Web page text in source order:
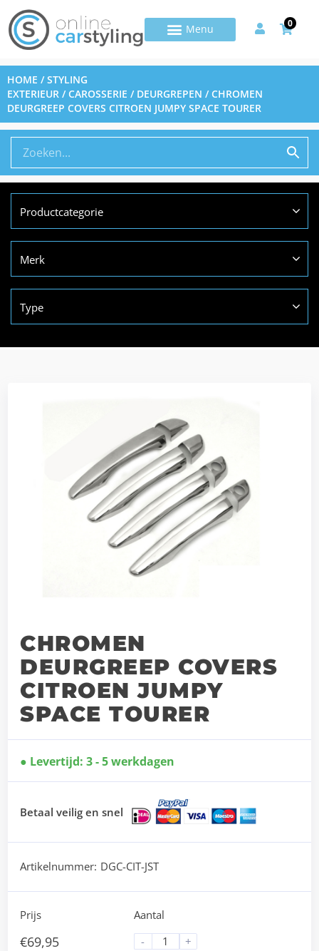
0
HOME /STYLING
EXTERIEUR /CAROSSERIE / DEURGREPEN / CHROMEN
DEURGREEP COVERS CITROEN JUMPY SPACE TOURER
Productcategorie
Merk
Type
CHROMEN
DEURGREEP COVERS
CITROEN JUMPY
SPACE TOURER
Levertijd: 3 - 5 werkdagen
Betaal veilig en snel
Artikelnummer: DGC-CIT-JST
Prijs
€69,95
Aantal
-
+